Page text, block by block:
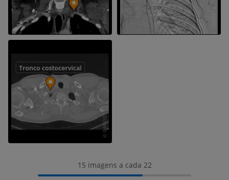
15 imagens a cada 22